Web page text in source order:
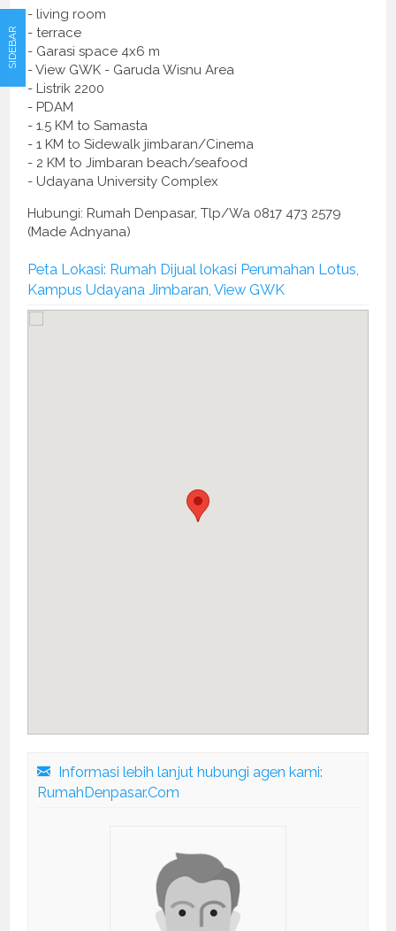
- living room
- terrace
- Garasi space 4x6 m
- View GWK - Garuda Wisnu Area
- Listrik 2200
- PDAM
- 1.5 KM to Samasta
- 1 KM to Sidewalk jimbaran/Cinema
- 2 KM to Jimbaran beach/seafood
- Udayana University Complex
Hubungi: Rumah Denpasar, Tlp/Wa 0817 473 2579
(Made Adnyana)
Peta Lokasi: Rumah Dijual lokasi Perumahan Lotus,
Kampus Udayana Jimbaran, View GWK
Informasi lebih lanjut hubungi agen kami:
RumahDenpasar.Com
SIDEBAR